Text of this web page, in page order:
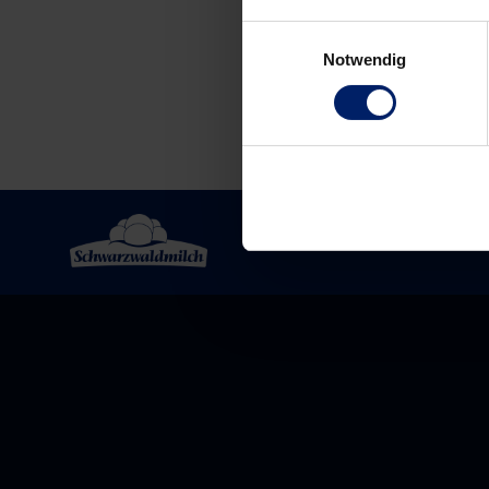
Notwendig